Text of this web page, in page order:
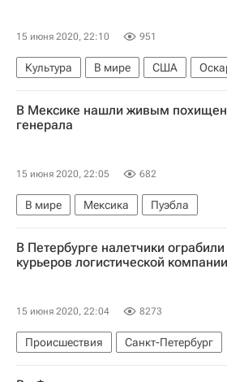
15 июня 2020, 22:10 951
Культура В мире США
Коронавирус COVID-19
В Мексике нашли живым
генерала
15 июня 2020, 22:05 682
В мире Мексика Пуэбла
В Петербурге налетчики ограбили
курьеров логистической компании
15 июня 2020, 22:04 8273
Происшествия
Санкт-Петербург
Ленинградская область